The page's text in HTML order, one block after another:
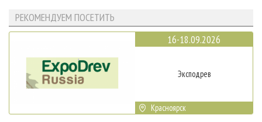
РЕКОМЕНДУЕМ ПОСЕТИТЬ
16-18.09.2026
Эксподрев
Красноярск